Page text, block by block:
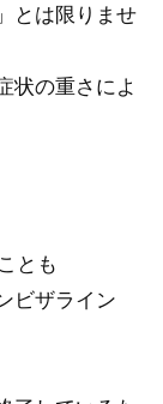
とは限りませ
状の重さによ
とも
ビザライン